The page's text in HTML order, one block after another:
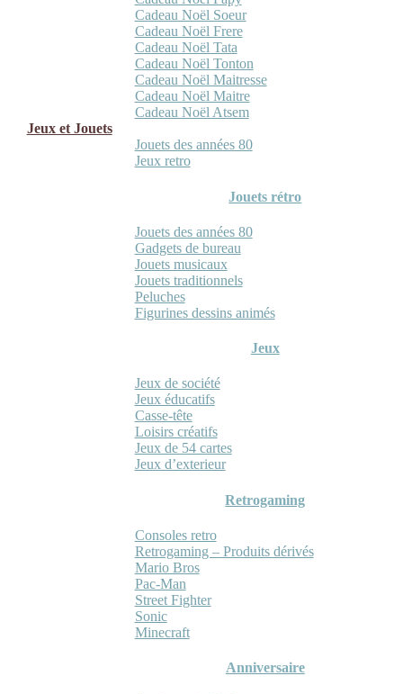
Cadeau Noël Soeur
Cadeau Noël Frere
Cadeau Noël Tata
Cadeau Noël Tonton
Cadeau Noël Maitresse
Cadeau Noël Maitre
Cadeau Noël Atsem
Jeux et Jouets
Jouets des années 80
Jeux retro
Jouets rétro
Jouets des années 80
Gadgets de bureau
Jouets musicaux
Jouets traditionnels
Peluches
Figurines dessins animés
Jeux
Jeux de société
Jeux éducatifs
Casse-tête
Loisirs créatifs
Jeux de 54 cartes
Jeux d’exterieur
Retrogaming
Consoles retro
Retrogaming – Produits dérivés
Mario Bros
Pac-Man
Street Fighter
Sonic
Minecraft
Anniversaire